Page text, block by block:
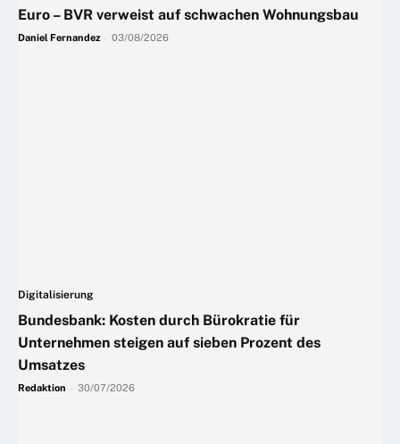
Euro – BVR verweist auf schwachen Wohnungsbau
Daniel Fernandez 03/08/2026
Digitalisierung
Bundesbank: Kosten durch Bürokratie für
Unternehmen steigen auf sieben Prozent des
Umsatzes
Redaktion 30/07/2026